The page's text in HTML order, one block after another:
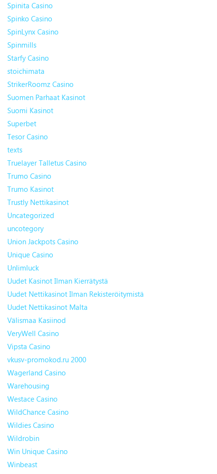
Spinita Casino
Spinko Casino
SpinLynx Casino
Spinmills
Starfy Casino
stoichimata
StrikerRoomz Casino
Suomen Parhaat Kasinot
Suomi Kasinot
Superbet
Tesor Casino
texts
Truelayer Talletus Casino
Trumo Casino
Trumo Kasinot
Trustly Nettikasinot
Uncategorized
uncotegory
Union Jackpots Casino
Unique Casino
Unlimluck
Uudet Kasinot Ilman Kierrätystä
Uudet Nettikasinot Ilman Rekisteröitymistä
Uudet Nettikasinot Malta
Välismaa Kasiinod
VeryWell Casino
Vipsta Casino
vkusv-promokod.ru 2000
Wagerland Casino
Warehousing
Westace Casino
WildChance Casino
Wildies Casino
Wildrobin
Win Unique Casino
Winbeast